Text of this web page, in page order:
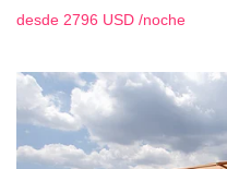
el horizonte.
desde 2796 USD /noche